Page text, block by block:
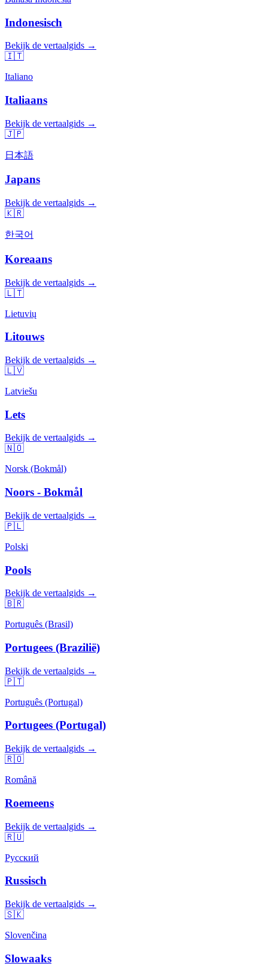
Indonesisch
Bekijk de vertaalgids →
🇮🇹
Italiano
Italiaans
Bekijk de vertaalgids →
🇯🇵
日本語
Japans
Bekijk de vertaalgids →
🇰🇷
한국어
Koreaans
Bekijk de vertaalgids →
🇱🇹
Lietuvių
Litouws
Bekijk de vertaalgids →
🇱🇻
Latviešu
Lets
Bekijk de vertaalgids →
🇳🇴
Norsk (Bokmål)
Noors - Bokmål
Bekijk de vertaalgids →
🇵🇱
Polski
Pools
Bekijk de vertaalgids →
🇧🇷
Português (Brasil)
Portugees (Brazilië)
Bekijk de vertaalgids →
🇵🇹
Português (Portugal)
Portugees (Portugal)
Bekijk de vertaalgids →
🇷🇴
Română
Roemeens
Bekijk de vertaalgids →
🇷🇺
Русский
Russisch
Bekijk de vertaalgids →
🇸🇰
Slovenčina
Slowaaks